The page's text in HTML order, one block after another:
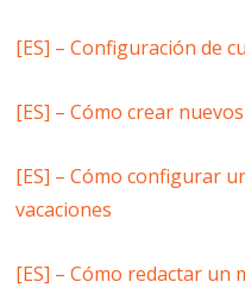
[ES] – Configuración de
[ES] – Cómo crear
[ES] – Cómo configurar
vacaciones
[ES] – Cómo redactar un